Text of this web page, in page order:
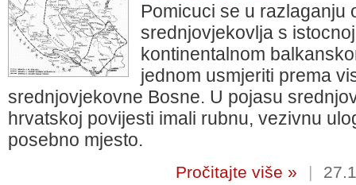
Pomicuci se u razlaganju
srednjovjekovlja s
kontinentalnom
jednom usmjeriti prema
srednjovjekovne Bosne. U pojasu
hrvatskoj povijesti imali rubnu, vezivnu
posebno mjesto.
Pročitajte više » |